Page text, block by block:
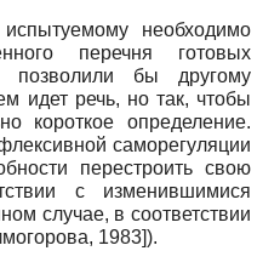
необходимо
перечня готовых
позволили бы другому
идет речь, но так, чтобы
короткое определение.
саморегуляции
перестроить свою
с изменившимися
случае, в соответствии
1983]).